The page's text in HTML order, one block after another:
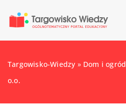
Targowisko-Wiedzy » Dom i ogród
o.o.